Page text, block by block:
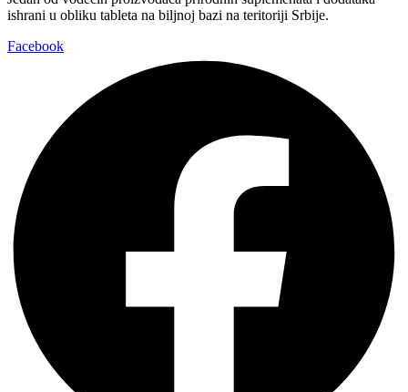
ishrani u obliku tableta na biljnoj bazi na teritoriji Srbije.
Facebook